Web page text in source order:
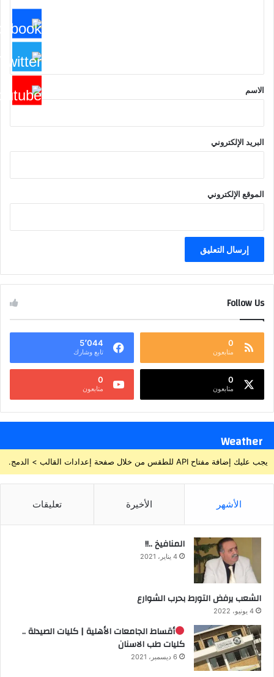
*
الاسم
البريد الإلكتروني
الموقع الإلكتروني
Follow Us
0
متابعون
5٬044
تابع وشارك
0
متابعون
0
متابعون
Weather
يجب عليك إضافة مفتاح API للطقس من خلال صفحة إعدادات القالب > الدمج.
الأشهر الأخيرة تعليقات
المنافيخ ..!!
4 يناير، 2021
الشعب يرفض التورط بحرب الشوارع
4 يونيو، 2022
أقساط الجامعات الأهلية | كليات الصيدلة ..
كليات طب الاسنان
6 ديسمبر، 2021